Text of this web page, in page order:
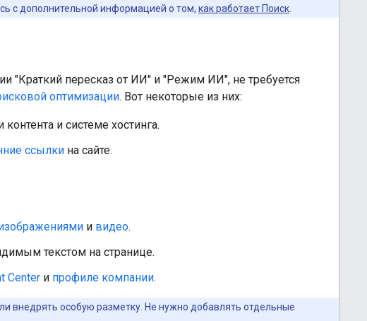
с дополнительной информацией о том, как работает Поиск
"Краткий пересказ от ИИ" и "Режим ИИ", не требуется
оптимизации. Вот некоторые из них:
и системе хостинга.
ссылки на сайте.
и видео.
текстом на странице.
Center и профиле компании.
внедрять особую разметку. Не нужно добавлять отдельные